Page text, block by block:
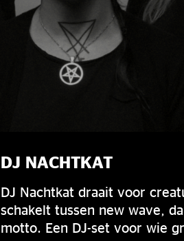
DJ NACHTKAT
DJ Nachtkat draait voor
schakelt tussen new wave,
motto. Een DJ-set voor wie